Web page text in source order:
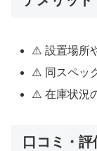
⚠️ 設置場所
⚠️ 同スペッ
⚠️ 在庫状況
口コミ・評